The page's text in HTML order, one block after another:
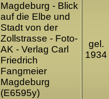
Magdeburg - Blick
auf die Elbe und
Stadt von der
Zollstrasse - Foto-
AK - Verlag Carl
Friedrich
Fangmeier
Magdeburg
(E6595y)
gel.
1934